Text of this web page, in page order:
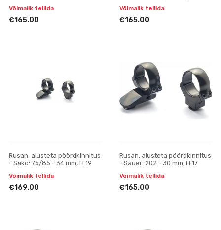
Võimalik tellida
€165.00
Võimalik tellida
€165.00
Rusan, alusteta pöördkinnitus
- Sako: 75/85 - 34 mm, H 19
Võimalik tellida
€169.00
Rusan, alusteta pöördkinnitus
- Sauer: 202 - 30 mm, H 17
Võimalik tellida
€165.00